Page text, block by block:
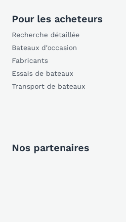
Pour les acheteurs
Recherche détaillée
Bateaux d'occasion
Fabricants
Essais de bateaux
Transport de bateaux
Nos partenaires